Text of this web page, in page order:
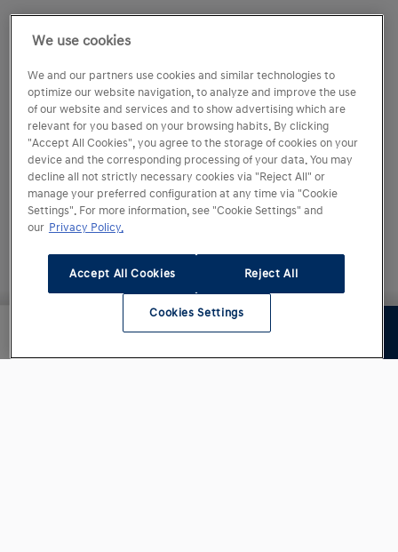
Verkoopvoorwaarden
Privacy
Voorkeurencentrum
Disclaimer
Cookies
We use cookies
We and our partners use cookies and similar technologies to
optimize our website navigation, to analyze and improve the use
of our website and services and to show advertising which are
relevant for you based on your browsing habits. By clicking
"Accept All Cookies", you agree to the storage of cookies on your
device and the corresponding processing of your data. You may
decline all not strictly necessary cookies via "Reject All" or
manage your preferred configuration at any time via "Cookie
Settings". For more information, see "Cookie Settings" and
our Privacy Policy.
Accept All Cookies Reject All
Cookies Settings